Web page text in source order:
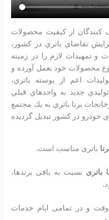
كنندگان از كيفيت محصولات
تقاضاي باتري در كشور،
و تمهيدات لازم را در زمينه
محصولات خود بعمل آورده و
اعم از پوسته باتري،
جديد به واحدهاي قبلي
برنا باتري به يك مجتمع
خودرو در کشور تبديل گرديده
باتری مناسب است.
باتری نسبت به باقی برندها،
و در تمامی ایام خدمات